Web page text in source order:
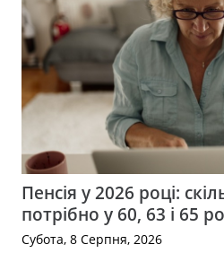
Пенсія у 2026 році:
потрібно у 60, 63 і 65
Субота, 8 Серпня, 2026